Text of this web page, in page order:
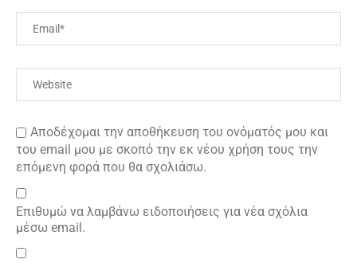
Αποδέχομαι την αποθήκευση του ονόματός μου και
του email μου με σκοπό την εκ νέου χρήση τους την
επόμενη φορά που θα σχολιάσω.
Επιθυμώ να λαμβάνω ειδοποιήσεις για νέα σχόλια
μέσω email.